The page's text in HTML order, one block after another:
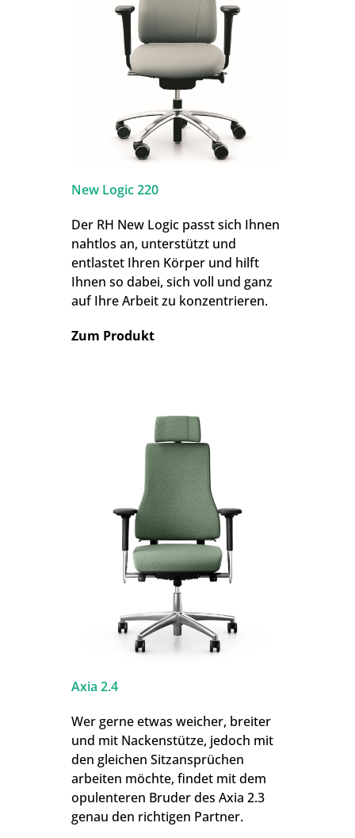
New Logic 220
Der RH New Logic passt sich Ihnen
nahtlos an, unterstützt und
entlastet Ihren Körper und hilft
Ihnen so dabei, sich voll und ganz
auf Ihre Arbeit zu konzentrieren.
Zum Produkt
Axia 2.4
Wer gerne etwas weicher, breiter
und mit Nackenstütze, jedoch mit
den gleichen Sitzansprüchen
arbeiten möchte, findet mit dem
opulenteren Bruder des Axia 2.3
genau den richtigen Partner.